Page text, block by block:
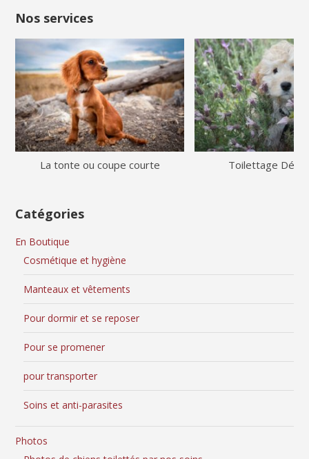
Nos services
La tonte ou coupe courte Toilettage
Catégories
En Boutique
Cosmétique et hygiène
Manteaux et vêtements
Pour dormir et se reposer
Pour se promener
pour transporter
Soins et anti-parasites
Photos